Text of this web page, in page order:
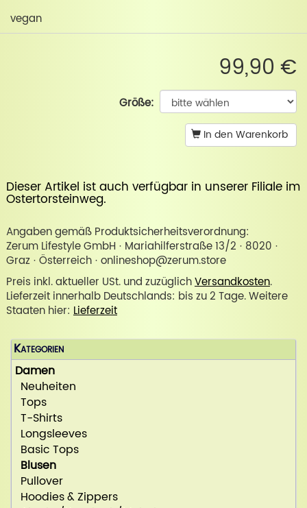
vegan
99,90 €
Größe:
In den Warenkorb
Dieser Artikel ist auch verfügbar in unserer Filiale im
Ostertorsteinweg.
Angaben gemäß Produktsicherheitsverordnung:
Zerum Lifestyle GmbH · Mariahilferstraße 13/2 · 8020 ·
Graz · Österreich · onlineshop@zerum.store
Preis inkl. aktueller USt. und zuzüglichVersandkosten.
Lieferzeit innerhalb Deutschlands: bis zu 2 Tage. Weitere
Staaten hier: Lieferzeit
Kategorien
Damen
Neuheiten
Tops
T-Shirts
Longsleeves
Basic Tops
Blusen
Pullover
Hoodies & Zippers